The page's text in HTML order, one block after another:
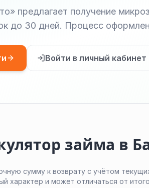
предлагает получение
до 30 дней. Процесс
Войти в личный кабинет
займа в
сумму к возврату с учётом
характер и может отличаться от